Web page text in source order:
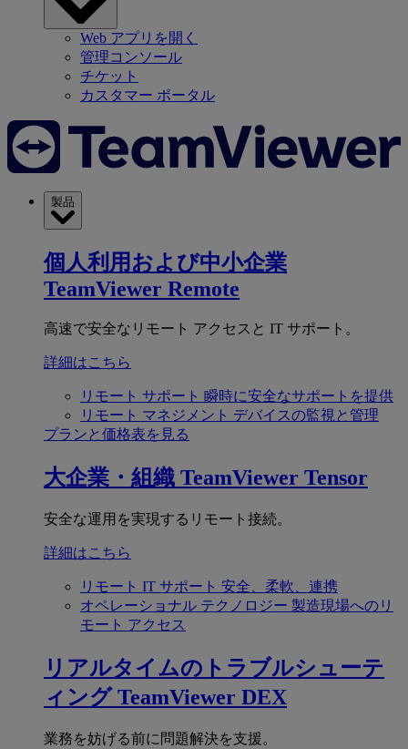
Web アプリを開く
管理コンソール
チケット
カスタマー ポータル
製品
個人利用および中小企業
TeamViewer Remote
高速で安全なリモート アクセスと IT サポート。
詳細はこちら
リモート サポート 瞬時に安全なサポートを提供
リモート マネジメント デバイスの監視と管理
プランと価格表を見る
大企業・組織 TeamViewer Tensor
安全な運用を実現するリモート接続。
詳細はこちら
リモート IT サポート 安全、柔軟、連携
オペレーショナル テクノロジー 製造現場へのリ
モート アクセス
リアルタイムのトラブルシューテ
ィング TeamViewer DEX
業務を妨げる前に問題解決を支援。